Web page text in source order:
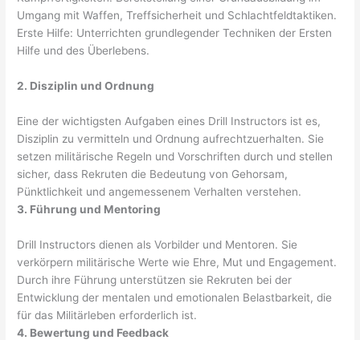
Umgang mit Waffen, Treffsicherheit und Schlachtfeldtaktiken.
Erste Hilfe: Unterrichten grundlegender Techniken der Ersten
Hilfe und des Überlebens.
2. Disziplin und Ordnung
Eine der wichtigsten Aufgaben eines Drill Instructors ist es,
Disziplin zu vermitteln und Ordnung aufrechtzuerhalten. Sie
setzen militärische Regeln und Vorschriften durch und stellen
sicher, dass Rekruten die Bedeutung von Gehorsam,
Pünktlichkeit und angemessenem Verhalten verstehen.
3. Führung und Mentoring
Drill Instructors dienen als Vorbilder und Mentoren. Sie
verkörpern militärische Werte wie Ehre, Mut und Engagement.
Durch ihre Führung unterstützen sie Rekruten bei der
Entwicklung der mentalen und emotionalen Belastbarkeit, die
für das Militärleben erforderlich ist.
4. Bewertung und Feedback